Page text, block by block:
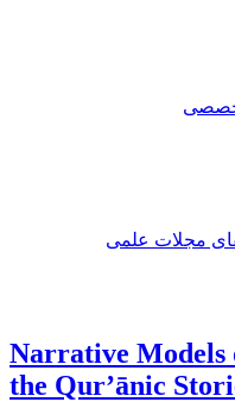
مجلات علمی
Narrative
the Qur’ānic